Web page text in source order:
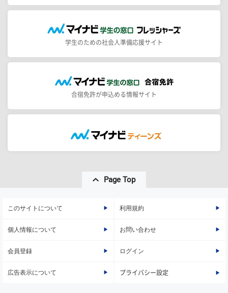
学生のための社会人準備応援サイト
合宿免許が申込める情報サイト
Page Top
このサイトについて 利用規約
個人情報について お問い合わせ
会員登録 ログイン
広告表示について プライバシー設定